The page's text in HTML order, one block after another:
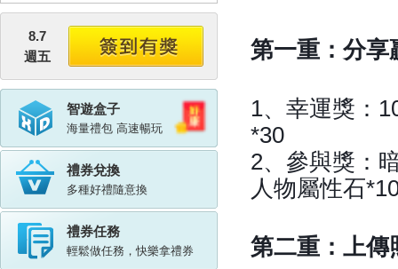
8.7
週五
智遊盒子
海量禮包 高速暢玩
禮券兌換
多種好禮隨意換
禮券任務
輕鬆做任務，快樂拿禮券
第一重：分享
1、幸運獎：
*30
2、參與獎：
人物屬性石
第二重：上傳